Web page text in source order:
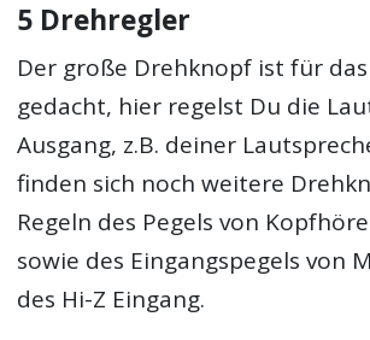
5 Drehregler
Der große Drehknopf ist für
gedacht, hier regelst Du die
Ausgang, z.B. deiner
finden sich noch weitere
Regeln des Pegels von
sowie des Eingangspegels von
des Hi-Z Eingang.